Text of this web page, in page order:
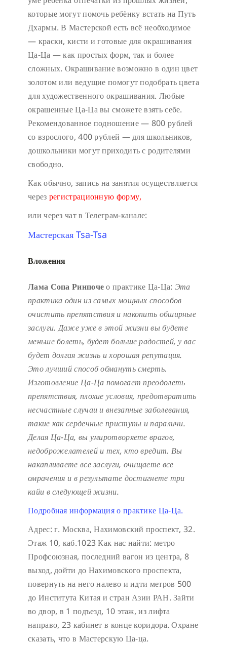
которые могут помочь ребёнку встать на Путь
Дхармы. В Мастерской есть всё необходимое
— краски, кисти и готовые для окрашивания
Ца-Ца — как простых форм, так и более
сложных. Окрашивание возможно в один цвет
золотом или ведущие помогут подобрать цвета
для художественного окрашивания. Любые
окрашенные Ца-Ца вы сможете взять себе.
Рекомендованное подношение — 800 рублей
со взрослого, 400 рублей — для школьников,
дошкольники могут приходить с родителями
свободно.
Как обычно, запись на занятия осуществляется
через регистрационную форму,
или через чат в Телеграм-канале:
Мастерская Tsa-Tsa
Вложения
Лама Сопа Ринпочео практике Ца-Ца: Эта
практика один из самых мощных способов
очистить препятствия и накопить обширные
заслуги. Даже уже в этой жизни вы будете
меньше болеть, будет больше радостей, у вас
будет долгая жизнь и хорошая репутация.
Это лучший способ обмануть смерть.
Изготовление Ца-Ца помогает преодолеть
препятствия, плохие условия, предотвратить
несчастные случаи и внезапные заболевания,
такие как сердечные приступы и параличи.
Делая Ца-Ца, вы умиротворяете врагов,
недоброжелателей и тех, кто вредит. Вы
накапливаете все заслуги, очищаете все
омрачения и в результате достигнете три
кайи в следующей жизни.
Подробная информация о практике Ца-Ца.
Адрес: г. Москва, Нахимовский проспект, 32.
Этаж 10, каб.1023Как нас найти: метро
Профсоюзная, последний вагон из центра, 8
выход, дойти до Нахимовского проспекта,
повернуть на него налево и идти метров 500
до Института Китая и стран Азии РАН. Зайти
во двор, в 1 подъезд, 10 этаж, из лифта
направо, 23 кабинет в конце коридора. Охране
сказать, что в Мастерскую Ца-ца.